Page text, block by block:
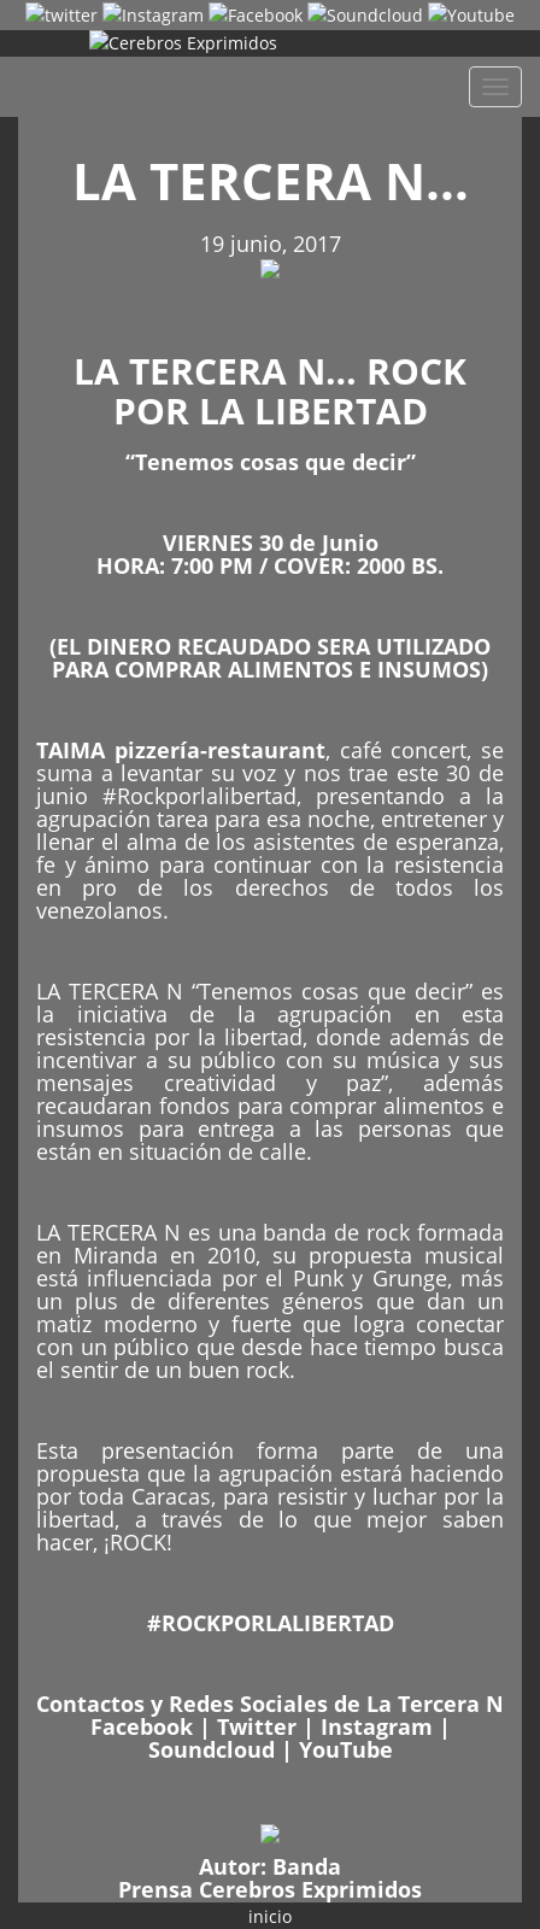
LA TERCERA N…
19 junio, 2017
LA TERCERA N… ROCK
POR LA LIBERTAD
“Tenemos cosas que decir”
VIERNES 30 de Junio
HORA: 7:00 PM / COVER: 2000 BS.
(EL DINERO RECAUDADO SERA UTILIZADO
PARA COMPRAR ALIMENTOS E INSUMOS)
TAIMA pizzería-restaurant, café concert, se
suma a levantar su voz y nos trae este 30 de
junio #Rockporlalibertad, presentando a la
agrupación tarea para esa noche, entretener y
llenar el alma de los asistentes de esperanza,
fe y ánimo para continuar con la resistencia
en pro de los derechos de todos los
venezolanos.
LA TERCERA N “Tenemos cosas que decir” es
la iniciativa de la agrupación en esta
resistencia por la libertad, donde además de
incentivar a su público con su música y sus
mensajes creatividad y paz”, además
recaudaran fondos para comprar alimentos e
insumos para entrega a las personas que
están en situación de calle.
LA TERCERA N es una banda de rock formada
en Miranda en 2010, su propuesta musical
está influenciada por el Punk y Grunge, más
un plus de diferentes géneros que dan un
matiz moderno y fuerte que logra conectar
con un público que desde hace tiempo busca
el sentir de un buen rock.
Esta presentación forma parte de una
propuesta que la agrupación estará haciendo
por toda Caracas, para resistir y luchar por la
libertad, a través de lo que mejor saben
hacer, ¡ROCK!
#ROCKPORLALIBERTAD
Contactos y Redes Sociales de La Tercera N
Facebook| Twitter| Instagram |
Soundcloud | YouTube
Autor: Banda
Prensa Cerebros Exprimidos
inicio